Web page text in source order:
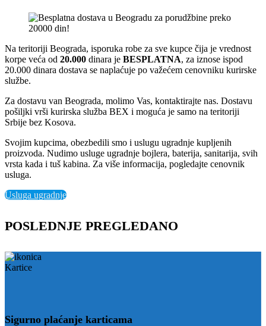
Na teritoriji Beograda, isporuka robe za sve kupce čija je vrednost
korpe veća od 20.000 dinara je BESPLATNA, za iznose ispod
20.000 dinara dostava se naplaćuje po važećem cenovniku kurirske
službe.
Za dostavu van Beograda, molimo Vas, kontaktirajte nas. Dostavu
pošiljki vrši kurirska služba BEX i moguća je samo na teritoriji
Srbije bez Kosova.
Svojim kupcima, obezbedili smo i uslugu ugradnje kupljenih
proizvoda. Nudimo usluge ugradnje bojlera, baterija, sanitarija, svih
vrsta kada i tuš kabina. Za više informacija, pogledajte cenovnik
usluga.
Usluga ugradnje
POSLEDNJE PREGLEDANO
Sigurno plaćanje karticama